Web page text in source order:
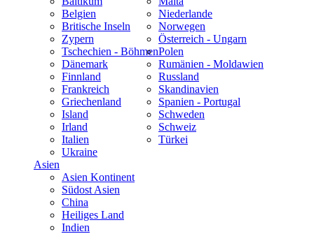
Belgien
Britische Inseln
Zypern
Tschechien - Böhmen
Dänemark
Finnland
Frankreich
Griechenland
Island
Irland
Italien
Niederlande
Norwegen
Österreich - Ungarn
Polen
Rumänien - Moldawien
Russland
Skandinavien
Spanien - Portugal
Schweden
Schweiz
Türkei
Ukraine
Asien
Asien Kontinent
Südost Asien
China
Heiliges Land
Indien